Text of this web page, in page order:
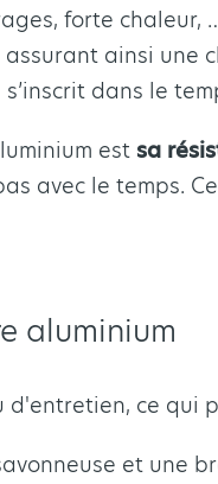
forte
ainsi
dans le
est sa
avec le temps.
aluminium
ce qui
et une